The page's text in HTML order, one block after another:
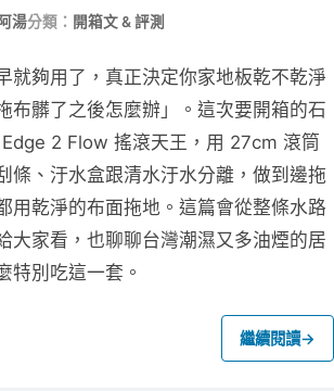
阿湯分類： 開箱文 & 評測
就夠用了，真正決定你家地板乾不乾淨
布髒了之後怎麼辦」。這次要開箱的石
2 Flow 搖滾天王，用 27cm 滾筒
條、汙水盒跟清水汙水分離，做到邊拖
用乾淨的布面拖地。這篇會從整條水路
大家看，也聊聊台灣潮濕又多油煙的居
特別吃這一套。
繼續閱讀→